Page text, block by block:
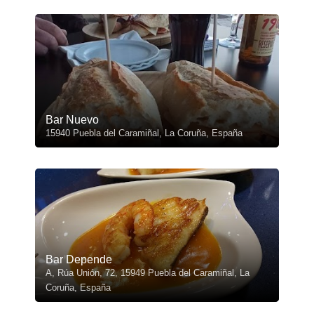
Bar Nuevo
15940 Puebla del Caramiñal, La Coruña, España
Bar Depende
A, Rúa Unión, 72, 15949 Puebla del Caramiñal, La
Coruña, España